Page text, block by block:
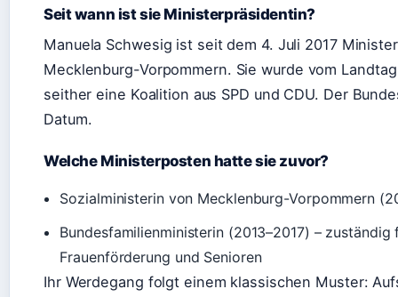
Seit wann ist sie Ministerpräsidentin?
Manuela Schwesig ist seit dem 4. Juli 2017
Mecklenburg-Vorpommern. Sie wurde vom
seither eine Koalition aus SPD und CDU. Der
Datum.
Welche Ministerposten hatte sie zuvor?
Sozialministerin von Mecklenburg-Vorpommern
Bundesfamilienministerin (2013–2017) –
Frauenförderung und Senioren
Ihr Werdegang folgt einem klassischen Muster: